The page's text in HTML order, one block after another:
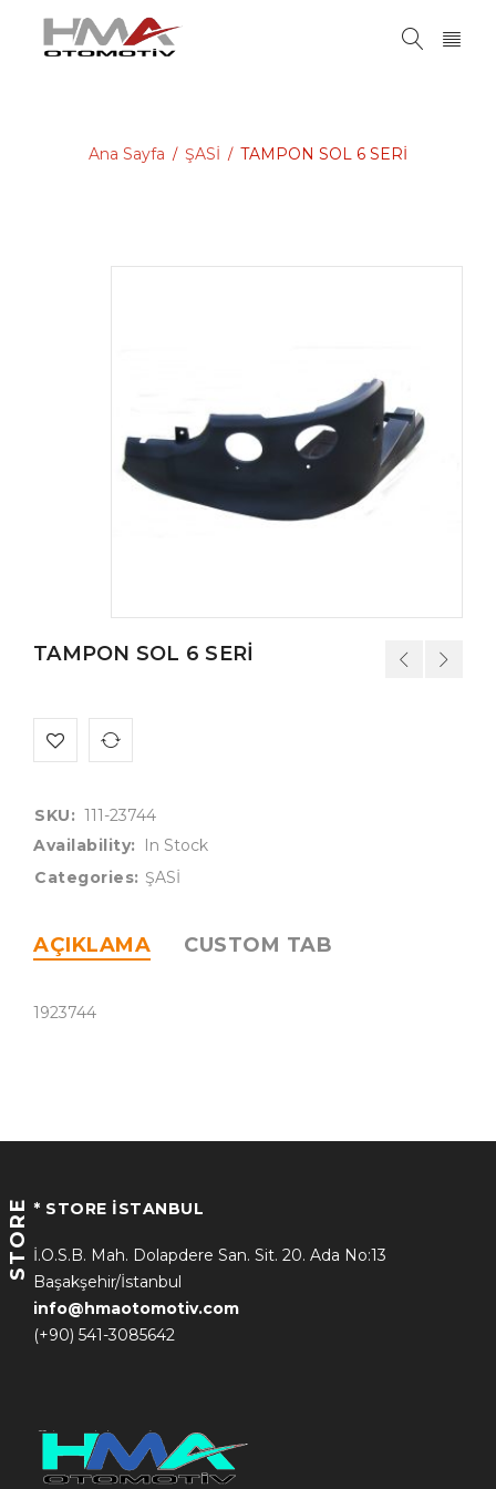
Ana Sayfa / ŞASİ / TAMPON SOL 6 SERİ
TAMPON SOL 6 SERİ
SKU: 111-23744
Availability:
In Stock
Categories: ŞASİ
AÇIKLAMA CUSTOM TAB
1923744
STORE * STORE İSTANBUL
İ.O.S.B. Mah. Dolapdere San. Sit. 20. Ada No:13
Başakşehir/İstanbul
info@hmaotomotiv.com
(+90) 541-3085642